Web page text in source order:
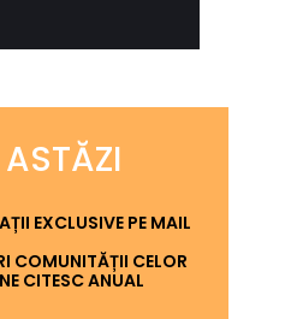
EXCLUSIVE PE MAIL
COMUNITĂȚII CELOR
CITESC ANUAL